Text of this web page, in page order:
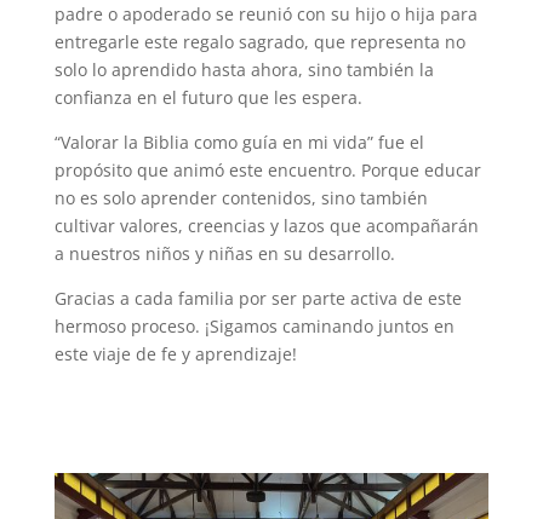
padre o apoderado se reunió con su hijo o hija para
entregarle este regalo sagrado, que representa no
solo lo aprendido hasta ahora, sino también la
confianza en el futuro que les espera.
“Valorar la Biblia como guía en mi vida” fue el
propósito que animó este encuentro. Porque educar
no es solo aprender contenidos, sino también
cultivar valores, creencias y lazos que acompañarán
a nuestros niños y niñas en su desarrollo.
Gracias a cada familia por ser parte activa de este
hermoso proceso. ¡Sigamos caminando juntos en
este viaje de fe y aprendizaje!